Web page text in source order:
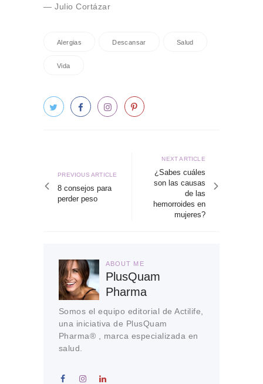
― Julio Cortázar
Alergias Descansar Salud
Vida
entradas
Previous
article
PREVIOUS ARTICLE
8 consejos para
perder peso
Next
article
NEXT ARTICLE
¿Sabes cuáles
son las causas
de las
hemorroides en
mujeres?
ABOUT ME
PlusQuam
Pharma
Somos el equipo editorial de Actilife,
una iniciativa de PlusQuam
Pharma® , marca especializada en
salud.